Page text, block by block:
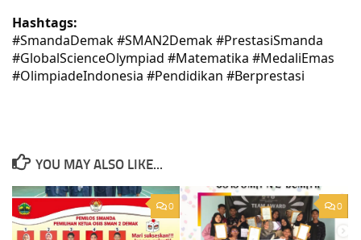
Hashtags:
#SmandaDemak #SMAN2Demak #PrestasiSmanda
#GlobalScienceOlympiad #Matematika #MedaliEmas
#OlimpiadeIndonesia #Pendidikan #Berprestasi
YOU MAY ALSO LIKE...
0 0